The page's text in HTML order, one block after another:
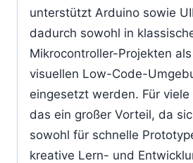
unterstützt Arduino sowie
dadurch sowohl in
Mikrocontroller-Projekten
visuellen Low-Code-
eingesetzt werden. Für
das ein großer Vorteil, da
sowohl für schnelle
kreative Lern- und